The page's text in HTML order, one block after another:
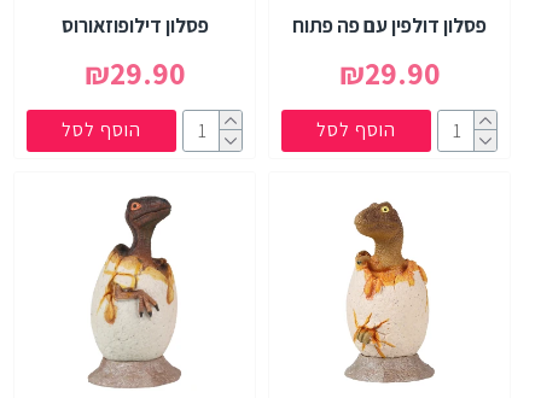
פסלון דולפין עם פה פתוח
₪29.90
הוסף לסל
פסלון דילופוזאורוס
₪29.90
הוסף לסל